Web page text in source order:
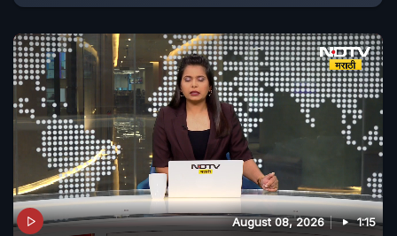
August 08, 2026 1:15